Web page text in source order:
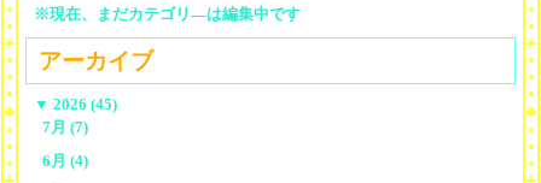
※現在、まだカテゴリ—は編集中です
アーカイブ
▼ 2026 (45)
7月 (7)
6月 (4)